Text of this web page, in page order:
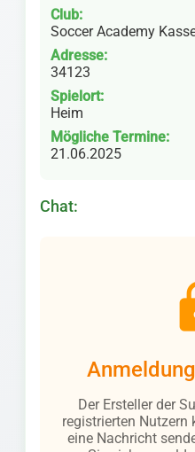
Club:
Soccer Academy
Adresse:
34123
Spielort:
Heim
Mögliche Termine:
21.06.2025
Chat:
Der Ersteller der
registrierten Nutzern
eine Nachricht